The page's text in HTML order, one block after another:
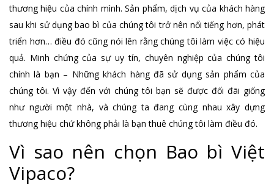
thương hiệu của chính mình. Sản phẩm, dịch vụ của khách hàng
sau khi sử dụng bao bì của chúng tôi trở nên nổi tiếng hơn, phát
triển hơn… điều đó cũng nói lên rằng chúng tôi làm việc có hiệu
quả. Minh chứng của sự uy tín, chuyên nghiệp của chúng tôi
chính là bạn – Những khách hàng đã sử dụng sản phẩm của
chúng tôi. Vì vậy đến với chúng tôi bạn sẽ được đối đãi giống
như người một nhà, và chúng ta đang cùng nhau xây dựng
thương hiệu chứ không phải là bạn thuê chúng tôi làm điều đó.
Vì sao nên chọn Bao bì Việt
Vipaco?